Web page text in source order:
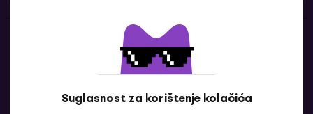
Suglasnost za korištenje kolačića
Kontakti
Javi nam se